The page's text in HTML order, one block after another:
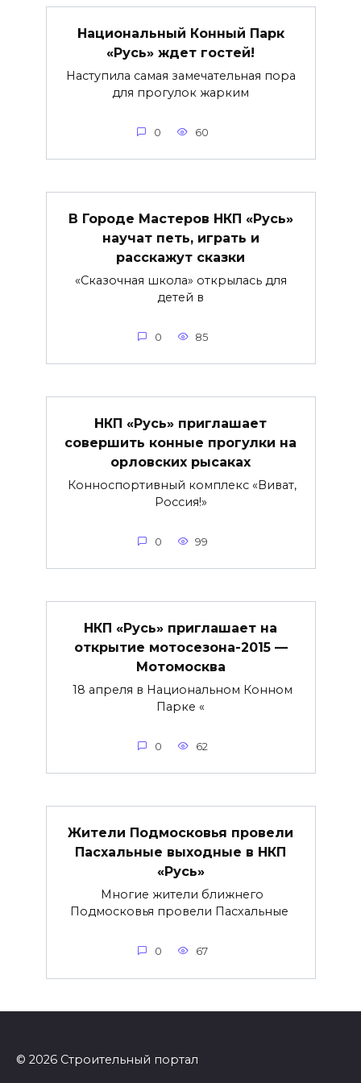
Национальный Конный Парк
«Русь» ждет гостей!
Наступила самая замечательная пора
для прогулок жарким
0 60
В Городе Мастеров НКП «Русь»
научат петь, играть и
расскажут сказки
«Сказочная школа» открылась для
детей в
0 85
НКП «Русь» приглашает
совершить конные прогулки на
орловских рысаках
Конноспортивный комплекс «Виват,
Россия!»
0 99
НКП «Русь» приглашает на
открытие мотосезона-2015 —
Мотомосква
18 апреля в Национальном Конном
Парке «
0 62
Жители Подмосковья провели
Пасхальные выходные в НКП
«Русь»
Многие жители ближнего
Подмосковья провели Пасхальные
0 67
© 2026 Строительный портал